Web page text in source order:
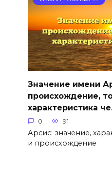
Значение имени
происхождение,
характеристика
0 91
Арсис: значение,
и происхождение